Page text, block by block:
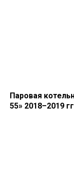
Паровая
55» 2018–2019